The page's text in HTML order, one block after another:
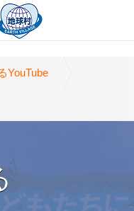
YouTube